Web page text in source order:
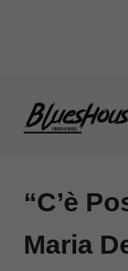
“C’è
Maria